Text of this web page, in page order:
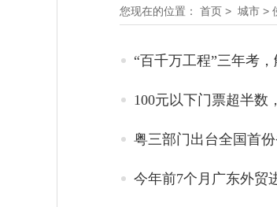
您现在的位置： 首页 > 城市 >
“百千万工程”三年考
100元以下门票超半
粤三部门出台全国首
今年前7个月广东外贸